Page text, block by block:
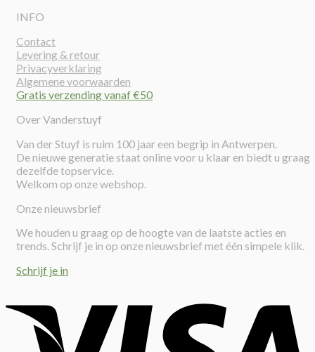
INFO
Contact
Levering & retour
Privacyverklaring
Algemene voorwaarden
Gratis verzending vanaf €50
Over Vanderstuyf
Van der Stuyf is ruim 100 jaar een begrip in Antwerpen.
De nieuwe generatie staat online voor u klaar en biedt u graag
dezelfde topservice.
Welkom op onze webshop.
Onze nieuwsbrief
We houden u graag op de hoogte van de laatste acties en
trends. Schrijf je in op onze nieuwsbrief met één simpele klik.
Schrijf je in